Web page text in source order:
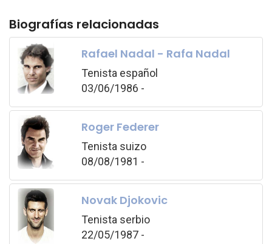
Biografías relacionadas
Rafael Nadal - Rafa Nadal
Tenista español
03/06/1986 -
Roger Federer
Tenista suizo
08/08/1981 -
Novak Djokovic
Tenista serbio
22/05/1987 -